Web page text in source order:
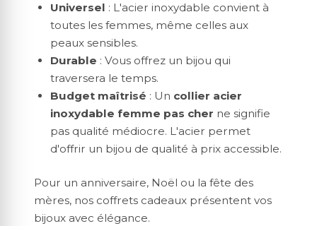
Universel : L'acier inoxydable convient à
toutes les femmes, même celles aux
peaux sensibles.
Durable : Vous offrez un bijou qui
traversera le temps.
Budget maîtrisé : Un collier acier
inoxydable femme pas cher ne signifie
pas qualité médiocre. L'acier permet
d'offrir un bijou de qualité à prix accessible.
Pour un anniversaire, Noël ou la fête des
mères, nos coffrets cadeaux présentent vos
bijoux avec élégance.